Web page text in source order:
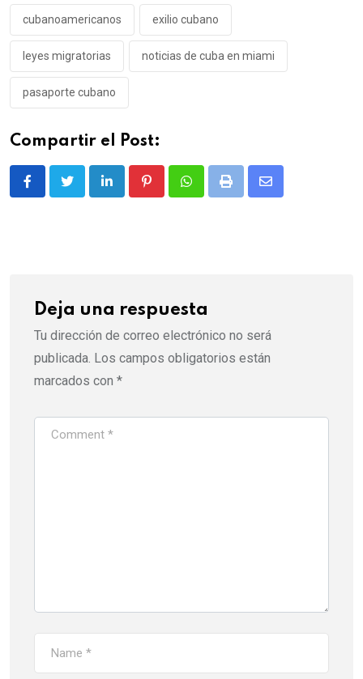
cubanoamericanos exilio cubano
leyes migratorias noticias de cuba en miami
pasaporte cubano
Compartir el Post:
LinkedIn PinterestWhatsappPrint
Share
Deja una respuesta
Tu dirección de correo electrónico no será
publicada. Los campos obligatorios están
marcados con *